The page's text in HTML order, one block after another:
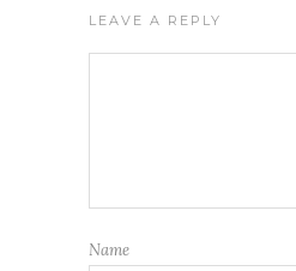
LEAVE A REPLY
Name